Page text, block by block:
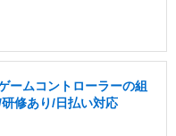
ームコントローラーの組
修あり/日払い対応